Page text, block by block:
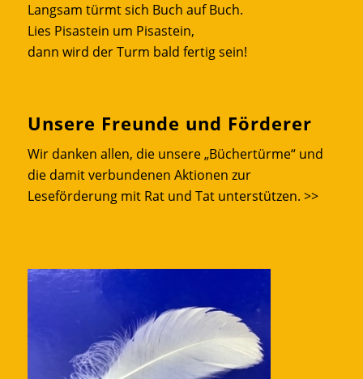
Langsam türmt sich Buch auf Buch.
Lies Pisastein um Pisastein,
dann wird der Turm bald fertig sein!
Unsere Freunde und Förderer
Wir danken allen, die unsere „Büchertürme“ und
die damit verbundenen Aktionen zur
Leseförderung mit Rat und Tat unterstützen. >>